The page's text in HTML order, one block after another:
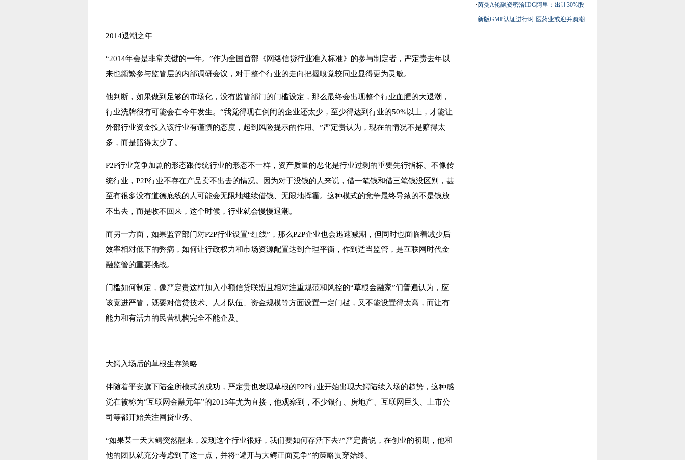
2014退潮之年
“2014年会是非常关键的一年。”作为全国首部《网络信贷行业准入标准》的参与制定者，严定贵去年以
来也频繁参与监管层的内部调研会议，对于整个行业的走向把握嗅觉较同业显得更为灵敏。
他判断，如果做到足够的市场化，没有监管部门的门槛设定，那么最终会出现整个行业血腥的大退潮，
行业洗牌很有可能会在今年发生。“我觉得现在倒闭的企业还太少，至少得达到行业的50%以上，才能让
外部行业资金投入该行业有谨慎的态度，起到风险提示的作用。”严定贵认为，现在的情况不是赔得太
多，而是赔得太少了。
P2P行业竞争加剧的形态跟传统行业的形态不一样，资产质量的恶化是行业过剩的重要先行指标。不像传
统行业，P2P行业不存在产品卖不出去的情况。因为对于没钱的人来说，借一笔钱和借三笔钱没区别，甚
至有很多没有道德底线的人可能会无限地继续借钱、无限地挥霍。这种模式的竞争最终导致的不是钱放
不出去，而是收不回来，这个时候，行业就会慢慢退潮。
而另一方面，如果监管部门对P2P行业设置“红线”，那么P2P企业也会迅速减潮，但同时也面临着减少后
效率相对低下的弊病，如何让行政权力和市场资源配置达到合理平衡，作到适当监管，是互联网时代金
融监管的重要挑战。
门槛如何制定，像严定贵这样加入小额信贷联盟且相对注重规范和风控的“草根金融家”们普遍认为，应
该宽进严管，既要对信贷技术、人才队伍、资金规模等方面设置一定门槛，又不能设置得太高，而让有
能力和有活力的民营机构完全不能企及。
大鳄入场后的草根生存策略
伴随着平安旗下陆金所模式的成功，严定贵也发现草根的P2P行业开始出现大鳄陆续入场的趋势，这种感
觉在被称为“互联网金融元年”的2013年尤为直接，他观察到，不少银行、房地产、互联网巨头、上市公
司等都开始关注网贷业务。
“如果某一天大鳄突然醒来，发现这个行业很好，我们要如何存活下去?”严定贵说，在创业的初期，他和
他的团队就充分考虑到了这一点，并将“避开与大鳄正面竞争”的策略贯穿始终。
1亿元
·茵曼A轮融资密洽IDG阿里：出让30%股
份 融3000万美元
·新版GMP认证进行时 医药业或迎并购潮